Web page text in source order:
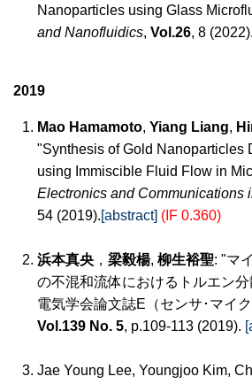
Nanoparticles using Glass
and Nanofluidics, Vol.26, 8 (2022).
2019
Mao Hamamoto, Yiang Liang,
"Synthesis of Gold Nanoparticles
using Immiscible Fluid Flow in
Electronics and Communications
54 (2019).[abstract] (IF 0.360)
浜本真央 ， 梁毅楊, 柳生裕聖: "マ
の不混和流体におけるトルエン
電気学会論文誌E（センサ･マイ
Vol.139 No. 5, p.109-113 (2019).
Jae Young Lee, Youngjoo Kim,